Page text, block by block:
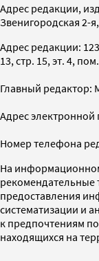
Адрес редакции,
Звенигородская 2-
Адрес редакции:
13, стр. 15, эт. 4,
Главный редактор:
Адрес
Номер телефона
На
предоставления
систематизации и
к предпочтениям
находящихся на